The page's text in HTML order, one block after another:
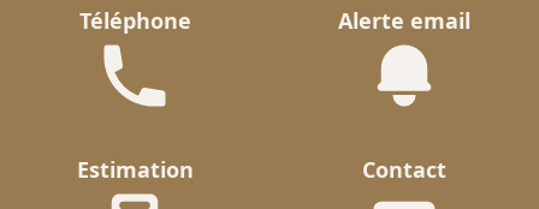
Téléphone Alerte email
Estimation Contact